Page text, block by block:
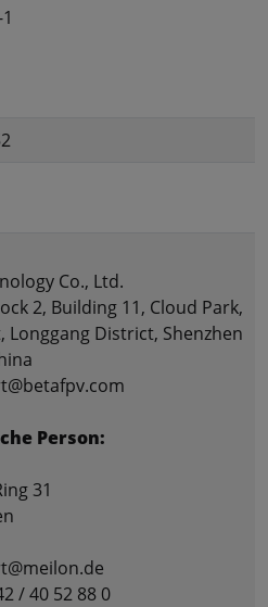
Co., Ltd.
2, Building 11, Cloud Park,
Longgang District, Shenzhen
Person:
31
/ 40 52 88 0